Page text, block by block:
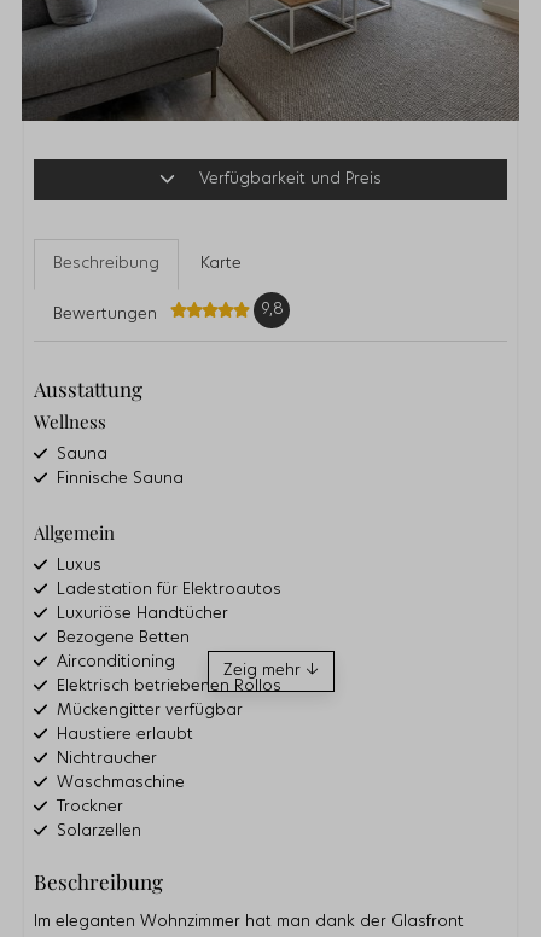
Verfügbarkeit und Preis
Beschreibung Karte
Bewertungen 9,8
Ausstattung
Wellness
Sauna
Finnische Sauna
Allgemein
Luxus
Ladestation für Elektroautos
Luxuriöse Handtücher
Bezogene Betten
Airconditioning
Elektrisch betriebenen Rollos
Mückengitter verfügbar
Haustiere erlaubt
Nichtraucher
Waschmaschine
Trockner
Solarzellen
Rauchfrei
Zeig mehr ↓
Beschreibung
Im eleganten Wohnzimmer hat man dank der Glasfront